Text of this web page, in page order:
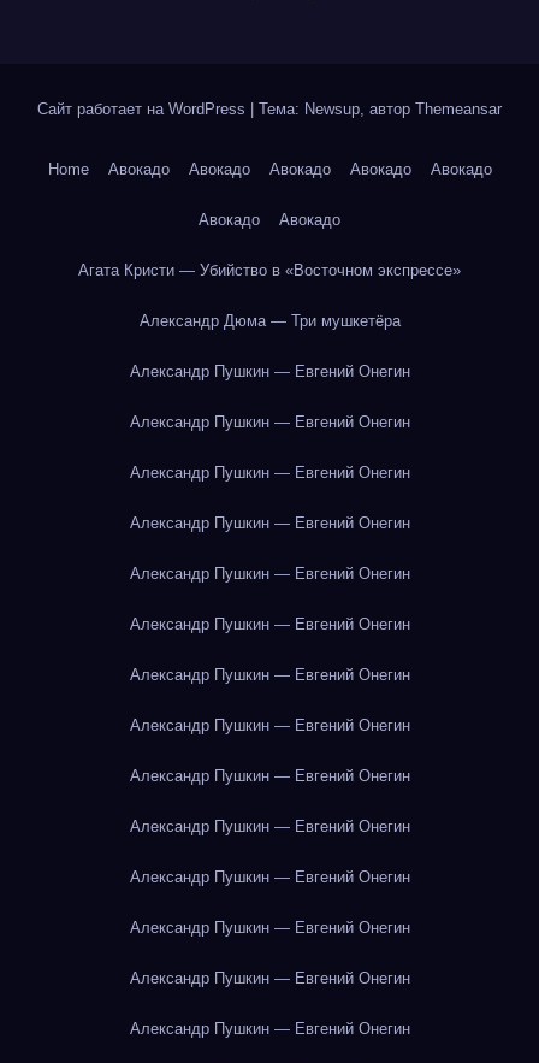
Сайт работает на WordPress Тема: Newsup, автор Themeansar
Home Авокадо Авокадо Авокадо Авокадо Авокадо
Авокадо Авокадо
Агата Кристи — Убийство в «Восточном экспрессе»
Александр Дюма — Три мушкетёра
Александр Пушкин — Евгений Онегин
Александр Пушкин — Евгений Онегин
Александр Пушкин — Евгений Онегин
Александр Пушкин — Евгений Онегин
Александр Пушкин — Евгений Онегин
Александр Пушкин — Евгений Онегин
Александр Пушкин — Евгений Онегин
Александр Пушкин — Евгений Онегин
Александр Пушкин — Евгений Онегин
Александр Пушкин — Евгений Онегин
Александр Пушкин — Евгений Онегин
Александр Пушкин — Евгений Онегин
Александр Пушкин — Евгений Онегин
Александр Пушкин — Евгений Онегин